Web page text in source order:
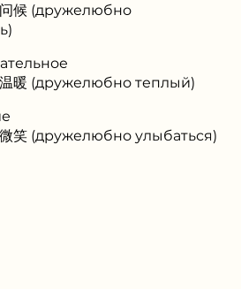
候 (дружелюбно
暖 (дружелюбно теплый)
笑 (дружелюбно улыбаться)